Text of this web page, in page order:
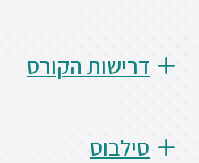
הרשמו
דרישות הקורס
סילבוס